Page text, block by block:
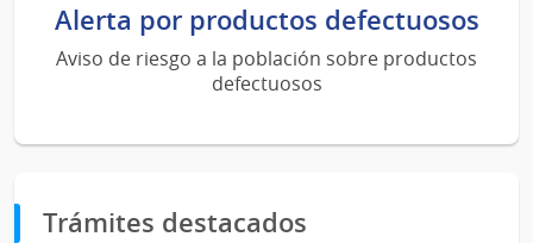
Alerta por productos defectuosos
Aviso de riesgo a la población sobre productos
defectuosos
Trámites destacados